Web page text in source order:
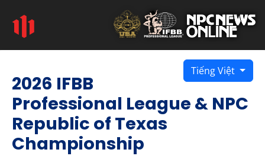
Tiếng Việt
2026 IFBB
Professional League & NPC
Republic of Texas
Championship